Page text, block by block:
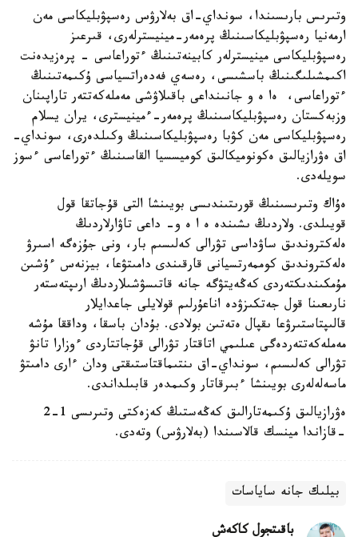
وتىرىس بارىسىندا، سونداي-اق بەلارۋس رەسپۋبليكاسى مەن
ارمەنيا رەسپۋبليكاسىنىڭ پرەمەر-مينيسترلەرى، قىرعىز
رەسپۋبليكاسى مينيسترلەر كابينەتىنىڭ ءتوراعاسى - پرەزيدەنت
اكىمشىلىگىنىڭ باسشىسى، رەسەي فەدەراتسياسى ۇكىمەتىنىڭ
ءتوراعاسى، ەا ە و جانىنداعى باقىلاۋشى مەملەكەتتەر تاراپىنان
وزبەكستان رەسپۋبليكاسىنىڭ پرەمەر-ءمينيسترى، يران يسلام
رەسپۋبليكاسى مەن كۋبا رەسپۋبليكاسىنىڭ وكىلدەرى، سونداي-
اق ەۋرازيالىق ەكونوميكالىق كوميسسيا القاسىنىڭ ءتوراعاسى ءسوز
سويلەدى.
ەۇاك وتىرىسىنىڭ قورىتىندىسى بويىنشا التى قۇجاتقا قول
قويىلدى. ولاردىڭ ىشىندە ە ا ە و- داعى تاۋارلاردىڭ
ەلەكتروندىق ساۋداسى تۋرالى كەلىسىم بار، ونى جۇزەگە اسىرۋ
ەلەكتروندىق كوممەرتسيانى قارقىندى دامىتۋعا، بيزنەس ءۇشىن
مۇمكىندىكتەردى كەڭەيتۋگە جانە قاتىسۋشىلاردىڭ ارىپتەستەر
نارىعىنا قول جەتكىزۋدە اناعۇرلىم قولايلى جاعدايلار
قالىپتاستىرۋعا ىقپال ەتەتىن بولادى. بۇدان باسقا، وداققا مۇشە
مەملەكەتتەردەگى عىلىمي اتاقتار تۋرالى قۇجاتتاردى ءوزارا تانۋ
تۋرالى كەلىسىم، سونداي-اق ىنتىماقتاستىقتى ودان ءارى دامىتۋ
ماسەلەلەرى بويىنشا ءبىرقاتار وكىمدەر قابىلداندى.
ەۋرازيالىق ۇكىمەتارالىق كەڭەستىڭ كەزەكتى وتىرىسى 1-2
-قازاندا مينسك قالاسىندا (بەلارۋس) وتەدى.
بيلىك جانە ساياسات
باقىتجول كاكەش